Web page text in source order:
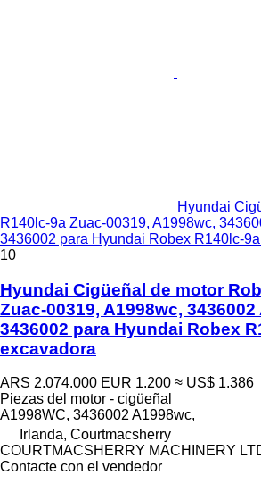
Hyundai
R140lc-9a Zuac-00319, A1998wc,
3436002 para Hyundai Robex R140lc-
10
Hyundai Cigüeñal de motor
Zuac-00319, A1998wc, 3436002
3436002 para Hyundai Robex
excavadora
ARS 2.074.000 EUR 1.200 ≈ US$ 1.386
Piezas del motor - cigüeñal
A1998WC, 3436002 A1998wc,
Irlanda, Courtmacsherry
COURTMACSHERRY MACHINERY
Contacte con el vendedor